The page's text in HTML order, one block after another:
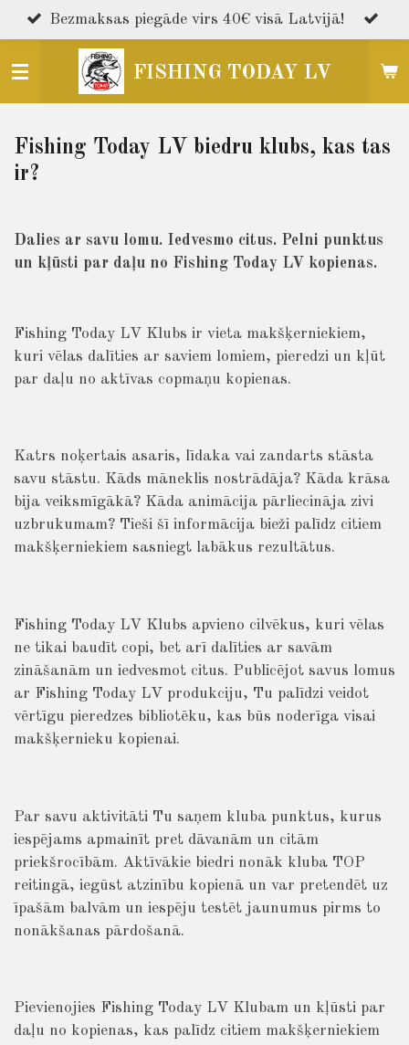
Skip
to
main
FISHING TODAY LV
Bezmaksas piegāde virs 40€ visā Latvijā!
Fishing Today LV biedru klubs, kas tas
ir?
Dalies ar savu lomu. Iedvesmo citus. Pelni punktus
un kļūsti par daļu no Fishing Today LV kopienas.
Fishing Today LV Klubs ir vieta makšķerniekiem,
kuri vēlas dalīties ar saviem lomiem, pieredzi un kļūt
par daļu no aktīvas copmaņu kopienas.
Katrs noķertais asaris, līdaka vai zandarts stāsta
savu stāstu. Kāds māneklis nostrādāja? Kāda krāsa
bija veiksmīgākā? Kāda animācija pārliecināja zivi
uzbrukumam? Tieši šī informācija bieži palīdz citiem
makšķerniekiem sasniegt labākus rezultātus.
Fishing Today LV Klubs apvieno cilvēkus, kuri vēlas
ne tikai baudīt copi, bet arī dalīties ar savām
zināšanām un iedvesmot citus. Publicējot savus lomus
ar Fishing Today LV produkciju, Tu palīdzi veidot
vērtīgu pieredzes bibliotēku, kas būs noderīga visai
makšķernieku kopienai.
Par savu aktivitāti Tu saņem kluba punktus, kurus
iespējams apmainīt pret dāvanām un citām
priekšrocībām. Aktīvākie biedri nonāk kluba TOP
reitingā, iegūst atzinību kopienā un var pretendēt uz
īpašām balvām un iespēju testēt jaunumus pirms to
nonākšanas pārdošanā.
Pievienojies Fishing Today LV Klubam un kļūsti par
daļu no kopienas, kas palīdz citiem makšķerniekiem